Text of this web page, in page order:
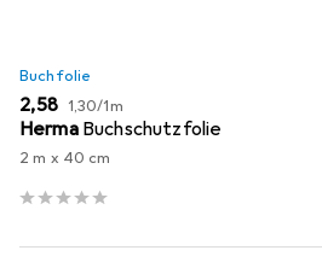
Buchfolie
EUR
2,58 EUR
1,30/1m
Herma Buchschutzfolie
2 m x 40 cm